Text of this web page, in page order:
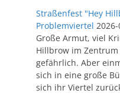
Straßenfest "Hey
Problemviertel
Große Armut, viel
Hillbrow im Zentrum
gefährlich. Aber
sich in eine große
sich ihr Viertel